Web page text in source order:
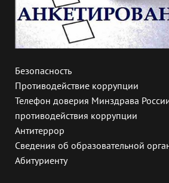
Безопасность
Противодействие коррупции
Телефон доверия Минздрава
противодействия коррупции
Антитеррор
Сведения об образовательной
Абитуриенту